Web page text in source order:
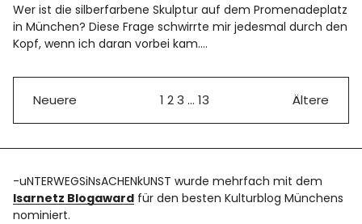
Wer ist die silberfarbene Skulptur auf dem Promenadeplatz
in München? Diese Frage schwirrte mir jedesmal durch den
Kopf, wenn ich daran vorbei kam.…
Neuere 1 23 … 13 Ältere
-uNTERWEGSiNsACHENkUNST wurde mehrfach mit dem
Isarnetz Blogaward für den besten Kulturblog Münchens
nominiert.